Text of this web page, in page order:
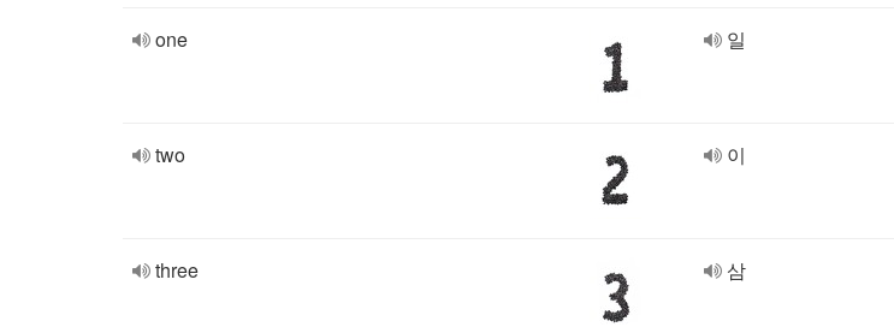
one 일
two 이
three 삼